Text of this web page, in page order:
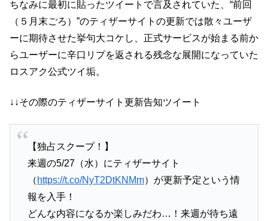
ちなみに最初に貼ったツイートで言及されていた、“前回
（５月末ごろ）”のティザーサイトの更新では散々ユーザ
ーに期待させた挙句大コケし、正式サービスが始まる前か
らユーザーに辛口リプを返される残念な展開になっていた
ロスアク公式ツイ垢。
↓↓その際のティザーサイト更新告知ツイート
【独占スクープ！】
来週の5/27（水）にティザーサイト
（ https://t.co/NyT2DtKNMm）が更新予定という情
報を入手！
どんな内容になるか楽しみだわ…！来週が待ち遠